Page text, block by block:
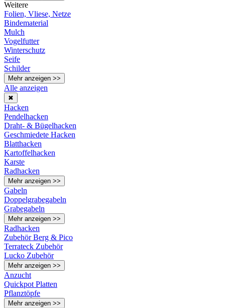
Weitere
Folien, Vliese, Netze
Bindematerial
Mulch
Vogelfutter
Winterschutz
Seife
Schilder
Mehr anzeigen >>
Alle anzeigen
✖
Hacken
Pendelhacken
Draht- & Bügelhacken
Geschmiedete Hacken
Blatthacken
Kartoffelhacken
Karste
Radhacken
Mehr anzeigen >>
Gabeln
Doppelgrabegabeln
Grabegabeln
Mehr anzeigen >>
Radhacken
Zubehör Berg & Pico
Terrateck Zubehör
Lucko Zubehör
Mehr anzeigen >>
Anzucht
Quickpot Platten
Pflanztöpfe
Mehr anzeigen >>